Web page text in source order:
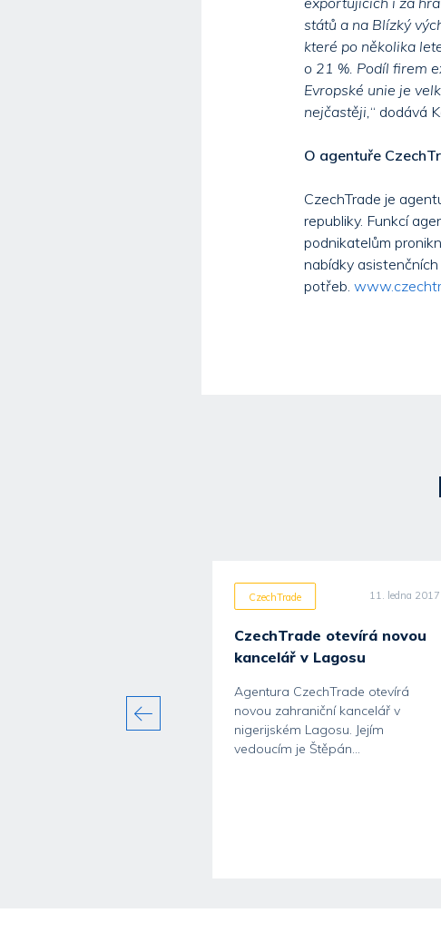
států a na Blízký
které po několika
o 21 %. Podíl firem
Evropské unie je
nejčastěji,“ dodává
O agentuře
CzechTrade je
republiky. Funkcí
podnikatelům
nabídky
potřeb.
CzechTrade 11. ledna 2017
CzechTrade otevírá novou
kancelář v Lagosu
Agentura CzechTrade otevírá
novou zahraniční kancelář v
nigerijském Lagosu. Jejím
vedoucím je Štěpán...